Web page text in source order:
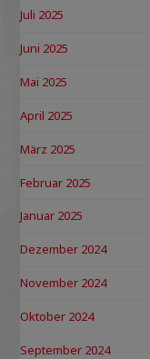
Juli 2025
Juni 2025
Mai 2025
April 2025
März 2025
Februar 2025
Januar 2025
Dezember 2024
November 2024
Oktober 2024
September 2024